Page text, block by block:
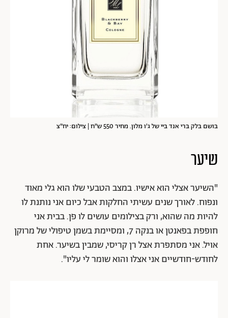
בושם בלק ברי אנד ביי של ג'ו מלון. מחיר 550 ש"ח | צילום: יח"צ
שיער
"השיער אצלי הוא אישיו. במצב הטבעי שלו הוא גלי מאוד
ונפוח. לאורך שנים עשיתי החלקות אבל כיום אני נותנת לו
להיות מה שהוא, ורק בצילומים עושים לו פן. בבית אני
חופפת בפאנטן או בנקה 7, ומסיימת בשמן טיפולי של מרוקן
אויל. אני מסתפרת אצל רן קריסי, שמבין בשיער. אחת
לחודש-חודשיים אני אצלו והוא שומר לי עליו".